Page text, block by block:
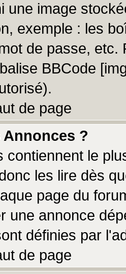
une image
exemple : les
de passe,
BBCode
de page
?
contiennent le
les lire dès
page du
une annonce
définies par
de page